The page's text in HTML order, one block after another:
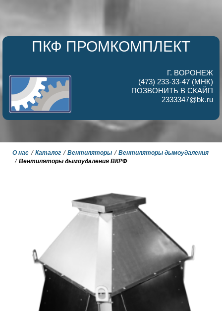
Г. ВОРОНЕЖ
(473) 233-33-47 (МНК)
ПОЗВОНИТЬ В СКАЙП
2333347@bk.ru
ПКФ ПРОМКОМПЛЕКТ
О нас Каталог Вентиляторы
Вентиляторы дымоудаления
Вентиляторы дымоудаления ВКРФ